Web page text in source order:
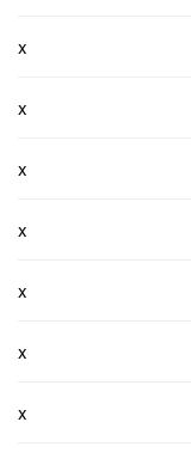
x
x
x
x
x
x
x